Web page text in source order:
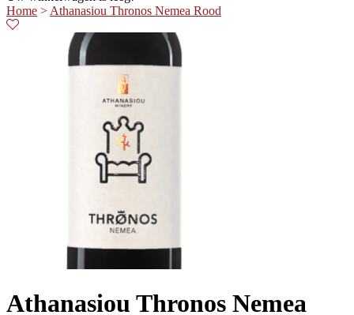
Home > Athanasiou Thronos Nemea Rood
Athanasiou Thronos Nemea